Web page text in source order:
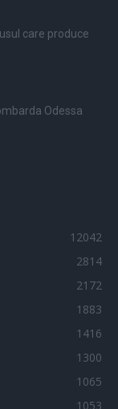
care produce
Odessa
12042
2814
2172
1883
1416
1300
1065
1053